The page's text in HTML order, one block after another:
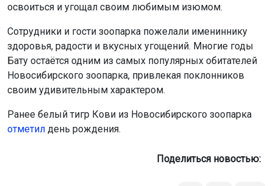
освоиться и угощал своим любимым изюмом.
Сотрудники и гости зоопарка пожелали имениннику
здоровья, радости и вкусных угощений. Многие годы
Бату остаётся одним из самых популярных обитателей
Новосибирского зоопарка, привлекая поклонников
своим удивительным характером.
Ранее белый тигр Кови из Новосибирского зоопарка
отметил день рождения.
Поделиться новостью: